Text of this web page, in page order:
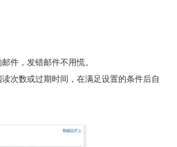
件，发错邮件不用慌。
次数或过期时间，在满足设置的条件后自